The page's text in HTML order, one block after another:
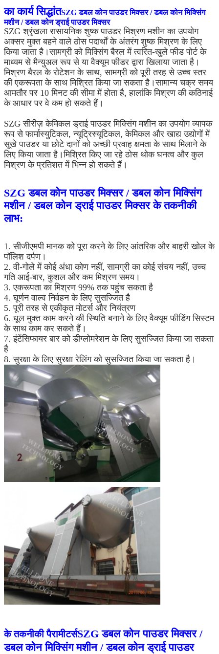
का कार्य सिद्धांतSZG डबल कोन पाउडर मिक्सर / डबल कोन मिक्सिंग
मशीन / डबल कोन ड्राई पाउडर मिक्सर
SZG श्रृंखला रासायनिक शुष्क पाउडर मिश्रण मशीन का उपयोग
अक्सर मुक्त बहने वाले ठोस पदार्थों के अंतरंग शुष्क मिश्रण के लिए
किया जाता है।सामग्री को मिक्सिंग बैरल में त्वरित-खुले फीड पोर्ट के
माध्यम से मैन्युअल रूप से या वैक्यूम फीडर द्वारा खिलाया जाता है।
मिश्रण बैरल के रोटेशन के साथ, सामग्री को पूरी तरह से उच्च स्तर
की एकरूपता के साथ मिश्रित किया जा सकता है।सामान्य चक्र समय
आमतौर पर 10 मिनट की सीमा में होता है, हालांकि मिश्रण की कठिनाई
के आधार पर वे कम हो सकते हैं।
SZG सीरीज़ केमिकल ड्राई पाउडर मिक्सिंग मशीन का उपयोग व्यापक
रूप से फार्मास्युटिकल, न्यूट्रिस्यूटिकल, केमिकल और खाद्य उद्योगों में
सूखे पाउडर या छोटे दानों को अच्छी प्रवाह क्षमता के साथ मिलाने के
लिए किया जाता है।मिश्रित किए जा रहे ठोस थोक घनत्व और कुल
मिश्रण के प्रतिशत में भिन्न हो सकते हैं।
SZG डबल कोन पाउडर मिक्सर / डबल कोन मिक्सिंग
मशीन / डबल कोन ड्राई पाउडर मिक्सर के तकनीकी
लाभ:
1. सीजीएमपी मानक को पूरा करने के लिए आंतरिक और बाहरी खोल के
पॉलिश दर्पण।
2. वी-गोले में कोई अंधा कोण नहीं, सामग्री का कोई संचय नहीं, उच्च
गति आई-बार, कुशल और कम मिश्रण समय।
3. एकरूपता का मिश्रण 99% तक पहुंच सकता है
4. घूर्णन वाल्व निर्वहन के लिए सुसज्जित है
5. पूरी तरह से एकीकृत मोटर्स और नियंत्रण
6. धूल मुक्त काम करने की स्थिति बनाने के लिए वैक्यूम फीडिंग सिस्टम
के साथ काम कर सकते हैं।
7. इंटेंसिफायर बार को डीग्लोमरेशन के लिए सुसज्जित किया जा सकता
है
8. सुरक्षा के लिए सुरक्षा रेलिंग को सुसज्जित किया जा सकता है।
के तकनीकी पैरामीटर्सSZG डबल कोन पाउडर मिक्सर /
डबल कोन मिक्सिंग मशीन / डबल कोन ड्राई पाउडर